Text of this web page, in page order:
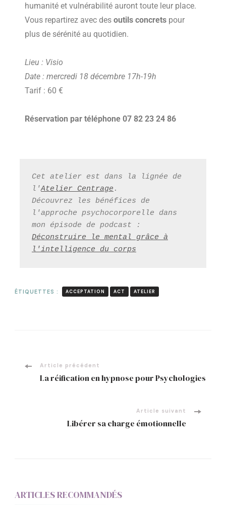
humanité et vulnérabilité auront toute leur place.
Vous repartirez avec des outils concrets pour
plus de sérénité au quotidien.
Lieu : Visio
Date : mercredi 18 décembre 17h-19h
Tarif : 60 €
Réservation par téléphone 07 82 23 24 86
Cet atelier est dans la lignée de
l'Atelier Centrage .
Découvrez les bénéfices de
l'approche psychocorporelle dans
mon épisode de podcast :
Déconstruire le mental grâce à
l'intelligence du corps
ÉTIQUETTES : ACCEPTATION ACT ATELIER
Article précédent
La réification en hypnose pour Psychologies
Article suivant
Libérer sa charge émotionnelle
ARTICLES RECOMMANDÉS